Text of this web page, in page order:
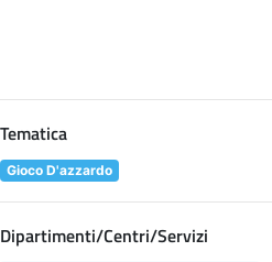
Tematica
Gioco D'azzardo
Dipartimenti/Centri/Servizi